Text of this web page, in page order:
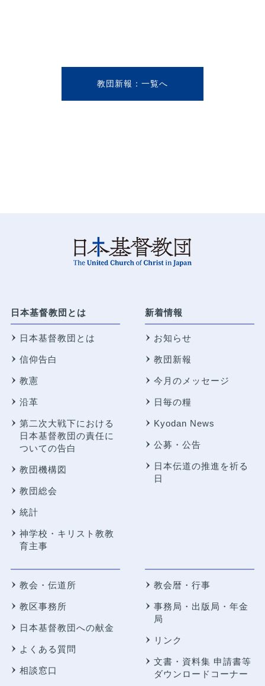
教団新報
日本基督教団とは
日本基督教団とは
信仰告白
教憲
沿革
第二次大戦下における
日本基督教団の責任に
ついての告白
教団機構図
教団総会
統計
神学校・キリスト教教
育主事
新着情報
お知らせ
教団新報
今月のメッセージ
日毎の糧
Kyodan News
公募・公告
日本伝道の推進を祈る
日
教会・伝道所
教区事務所
日本基督教団への献金
よくある質問
相談窓口
教会暦・行事
事務局・出版局・年金
局
リンク
文書・資料集 申請書等
ダウンロードコーナー